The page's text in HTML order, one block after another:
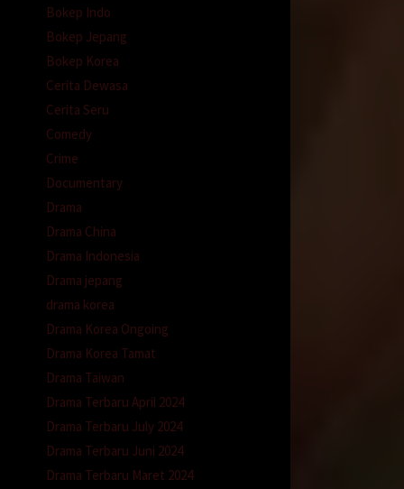
Bokep Indo
Bokep Jepang
Bokep Korea
Cerita Dewasa
Cerita Seru
Comedy
Crime
Documentary
Drama
Drama China
Drama Indonesia
Drama jepang
drama korea
Drama Korea Ongoing
Drama Korea Tamat
Drama Taiwan
Drama Terbaru April 2024
Drama Terbaru July 2024
Drama Terbaru Juni 2024
Drama Terbaru Maret 2024